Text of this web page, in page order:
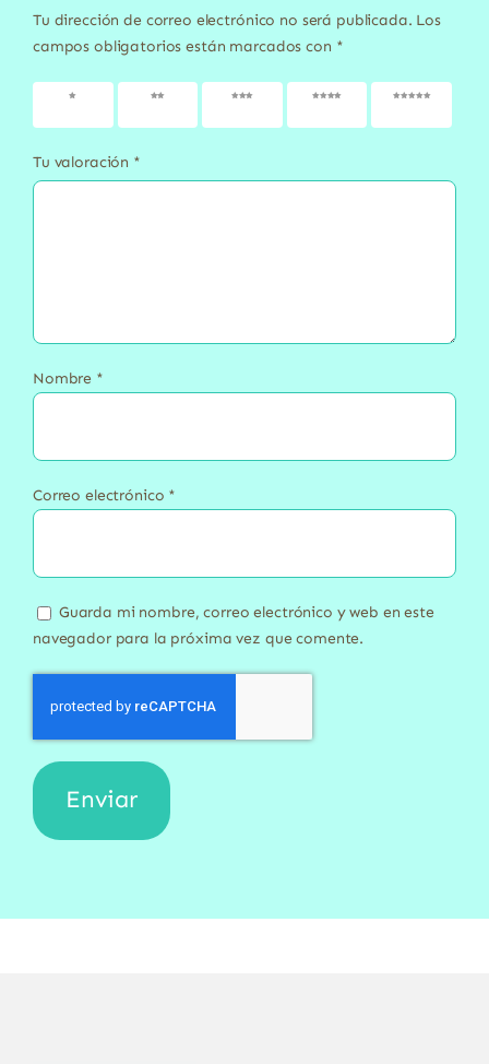
Tu dirección de correo electrónico no será publicada. Los
campos obligatorios están marcados con *
1 de 5
2 de 5
3 de 5
4 de 5
5 de 5
Tu valoración *
Nombre *
Correo electrónico *
Guarda mi nombre, correo electrónico y web en este
navegador para la próxima vez que comente.